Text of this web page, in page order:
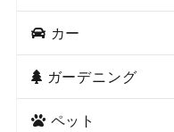
カー
ガーデニング
ペット